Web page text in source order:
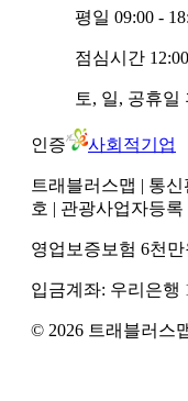
평일 09:00 -
점심시간
토, 일, 공휴일
인증 사회적기업
트래블러스맵 | 통
호 | 관광사업자등록
영업보증보험 6천만
입금계좌: 우리은행
© 2026 트래블러스